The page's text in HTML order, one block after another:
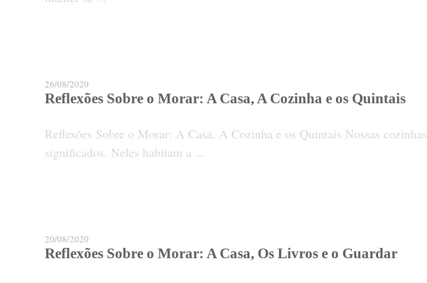
26/08/2020
Reflexões Sobre o Morar: A Casa, A Cozinha e os Quintais
Reflexões Sobre o Morar: A Casa, A Cozinha e os Quintais Nossas
significados. Neles habitam a ...
20/08/2020
Reflexões Sobre o Morar: A Casa, Os Livros e o Guardar